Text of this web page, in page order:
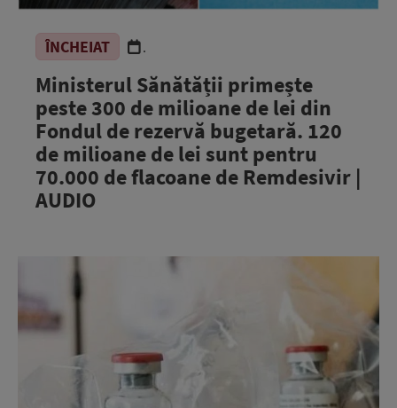
ÎNCHEIAT .
Ministerul Sănătății primește
peste 300 de milioane de lei din
Fondul de rezervă bugetară. 120
de milioane de lei sunt pentru
70.000 de flacoane de Remdesivir |
AUDIO